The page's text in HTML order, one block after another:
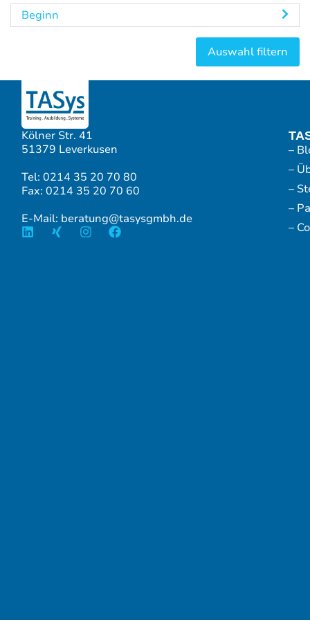
Beginn
Kölner Str. 41
51379 Leverkusen
Tel: 0214 35 20 70 80
Fax: 0214 35 20 70 60
E-Mail: beratung@tasysgmbh.de
–
–
–
–
–